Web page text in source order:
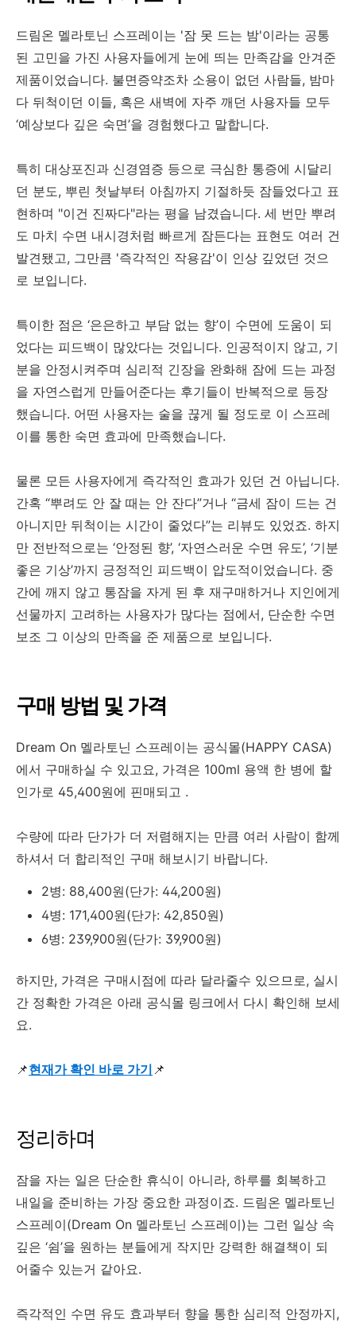
드림온 멜라토닌 스프레이는 '잠 못 드는 밤'이라는 공통
된 고민을 가진 사용자들에게 눈에 띄는 만족감을 안겨준
제품이었습니다. 불면증약조차 소용이 없던 사람들, 밤마
다 뒤척이던 이들, 혹은 새벽에 자주 깨던 사용자들 모두
‘예상보다 깊은 숙면’을 경험했다고 말합니다.
특히 대상포진과 신경염증 등으로 극심한 통증에 시달리
던 분도, 뿌린 첫날부터 아침까지 기절하듯 잠들었다고 표
현하며 "이건 진짜다"라는 평을 남겼습니다. 세 번만 뿌려
도 마치 수면 내시경처럼 빠르게 잠든다는 표현도 여러 건
발견됐고, 그만큼 '즉각적인 작용감'이 인상 깊었던 것으
로 보입니다.
특이한 점은 ‘은은하고 부담 없는 향’이 수면에 도움이 되
었다는 피드백이 많았다는 것입니다. 인공적이지 않고, 기
분을 안정시켜주며 심리적 긴장을 완화해 잠에 드는 과정
을 자연스럽게 만들어준다는 후기들이 반복적으로 등장
했습니다. 어떤 사용자는 술을 끊게 될 정도로 이 스프레
이를 통한 숙면 효과에 만족했습니다.
물론 모든 사용자에게 즉각적인 효과가 있던 건 아닙니다.
간혹 “뿌려도 안 잘 때는 안 잔다”거나 “금세 잠이 드는 건
아니지만 뒤척이는 시간이 줄었다”는 리뷰도 있었죠. 하지
만 전반적으로는 ‘안정된 향’, ‘자연스러운 수면 유도’, ‘기분
좋은 기상’까지 긍정적인 피드백이 압도적이었습니다. 중
간에 깨지 않고 통잠을 자게 된 후 재구매하거나 지인에게
선물까지 고려하는 사용자가 많다는 점에서, 단순한 수면
보조 그 이상의 만족을 준 제품으로 보입니다.
구매 방법 및 가격
Dream On 멜라토닌 스프레이는 공식몰(HAPPY CASA)
에서 구매하실 수 있고요, 가격은 100ml 용액 한 병에 할
인가로 45,400원에 핀매되고 .
수량에 따라 단가가 더 저렴해지는 만큼 여러 사람이 함께
하셔서 더 합리적인 구매 해보시기 바랍니다.
2병: 88,400원(단가: 44,200원)
4병: 171,400원(단가: 42,850원)
6병: 239,900원(단가: 39,900원)
하지만, 가격은 구매시점에 따라 달라줄수 있으므로, 실시
간 정확한 가격은 아래 공식몰 링크에서 다시 확인해 보세
요.
📌현재가 확인 바로 가기 📌
정리하며
잠을 자는 일은 단순한 휴식이 아니라, 하루를 회복하고
내일을 준비하는 가장 중요한 과정이죠. 드림온 멜라토닌
스프레이(Dream On 멜라토닌 스프레이)는 그런 일상 속
깊은 ‘쉼’을 원하는 분들에게 작지만 강력한 해결책이 되
어줄수 있는거 같아요.
즉각적인 수면 유도 효과부터 향을 통한 심리적 안정까지,